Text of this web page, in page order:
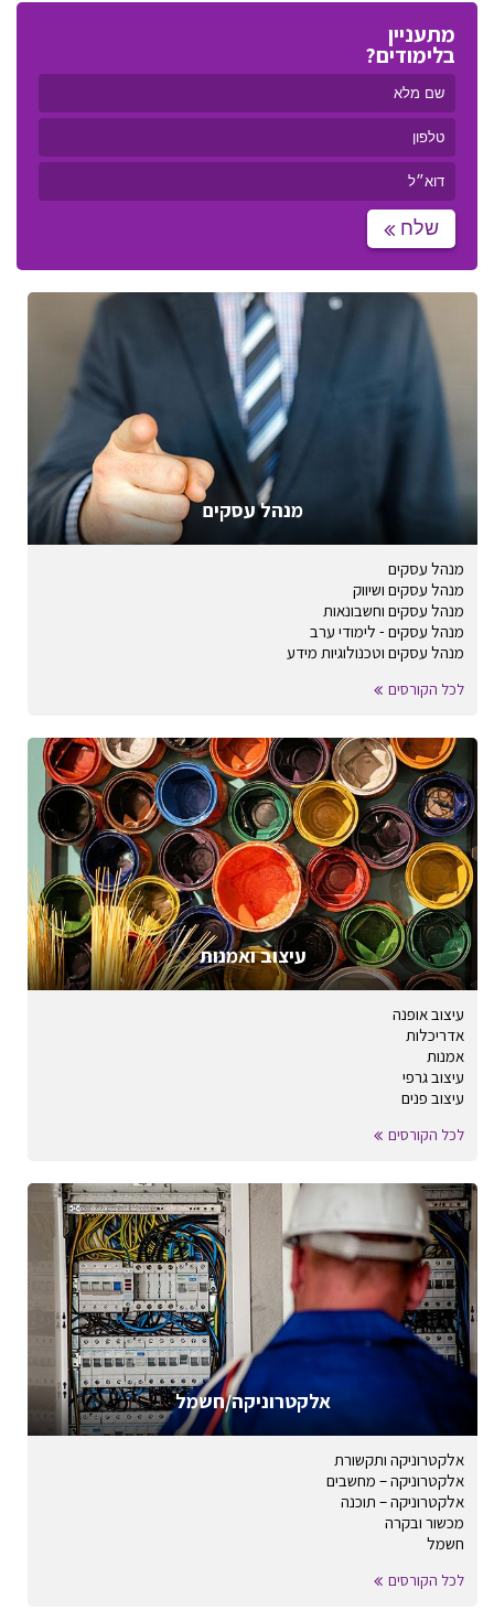
מתעניין
בלימודים?
שלח
מנהל עסקים
מנהל עסקים
מנהל עסקים ושיווק
מנהל עסקים וחשבונאות
מנהל עסקים - לימודי ערב
מנהל עסקים וטכנולוגיות מידע
לכל הקורסים
עיצוב ואמנות
עיצוב אופנה
אדריכלות
אמנות
עיצוב גרפי
עיצוב פנים
לכל הקורסים
אלקטרוניקה/חשמל
אלקטרוניקה ותקשורת
אלקטרוניקה – מחשבים
אלקטרוניקה – תוכנה
מכשור ובקרה
חשמל
לכל הקורסים